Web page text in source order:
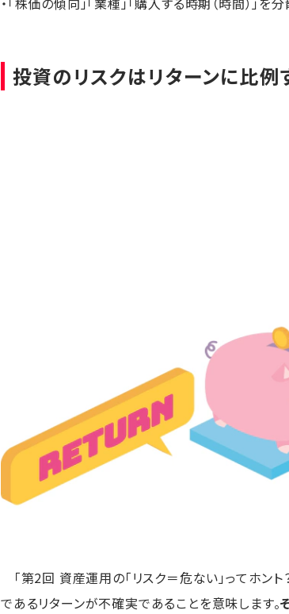
投資のリスクはリターンに比例
「第2回 資産運用の「リスク＝危ない」ってホン
であるリターンが不確実であることを意味します。